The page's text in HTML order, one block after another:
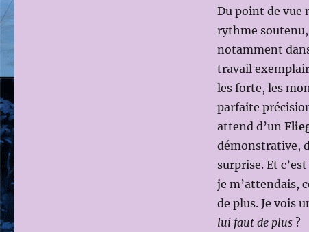
Du point de vue
rythme
notamment
travail
les forte, les
parfaite
attend d’un
démonstrative,
surprise. Et
je m’attendais,
de plus. Je vois
lui faut de plus ?